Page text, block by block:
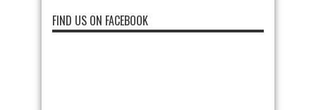
FIND US ON FACEBOOK